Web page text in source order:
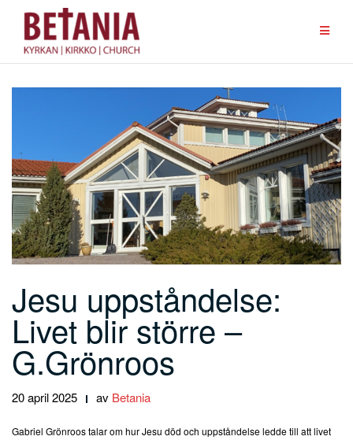
Hoppa
innehåll
Jesu uppståndelse:
Livet blir större –
G.Grönroos
20 april 2025 av Betania
Gabriel Grönroos talar om hur Jesu död och uppståndelse ledde till att livet